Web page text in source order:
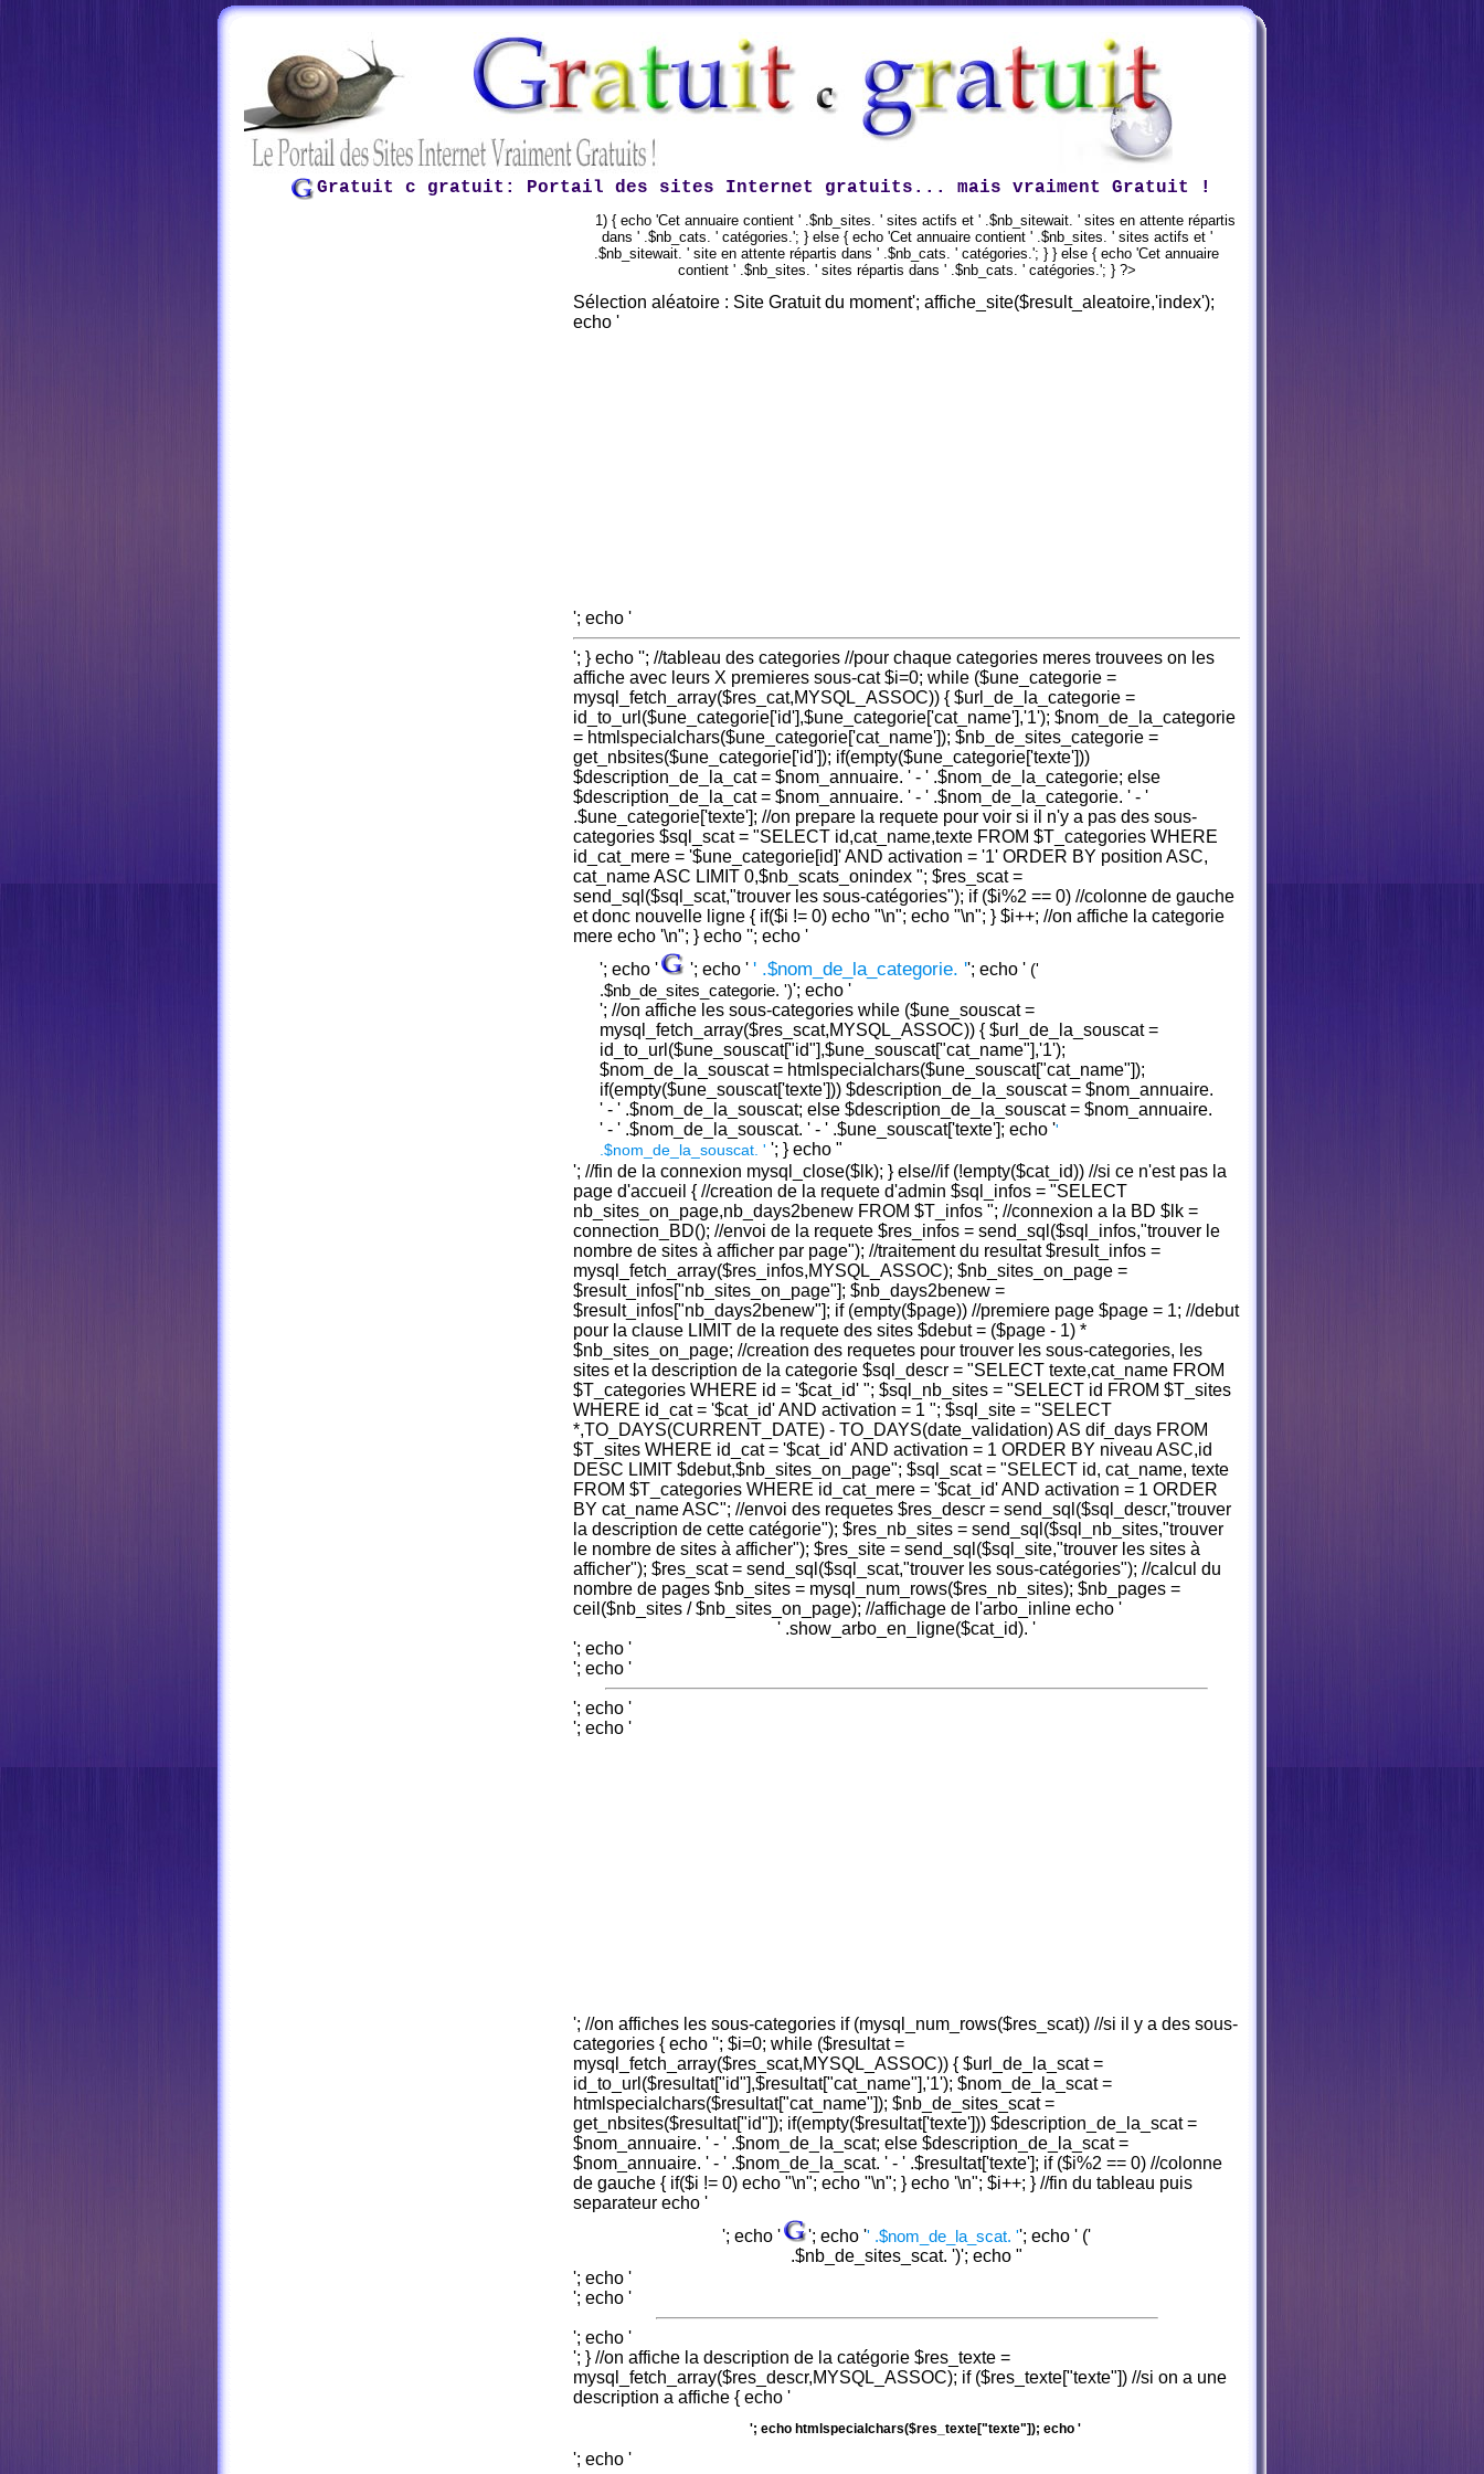
Gratuit c gratuit : Portail des sites Internet gratuits... mais vraiment Gratuit !
1) { echo 'Cet annuaire contient ' .$nb_sites. ' sites actifs et ' .$nb_sitewait. ' sites en attente répartis
dans ' .$nb_cats. ' catégories.'; } else { echo 'Cet annuaire contient ' .$nb_sites. ' sites actifs et '
.$nb_sitewait. ' site en attente répartis dans ' .$nb_cats. ' catégories.'; } } else { echo 'Cet annuaire
contient ' .$nb_sites. ' sites répartis dans ' .$nb_cats. ' catégories.'; } ?>
Sélection aléatoire : Site Gratuit du moment'; affiche_site($result_aleatoire,'index');
echo '
'; echo '
'; } echo ''; //tableau des categories //pour chaque categories meres trouvees on les
affiche avec leurs X premieres sous-cat $i=0; while ($une_categorie =
mysql_fetch_array($res_cat,MYSQL_ASSOC)) { $url_de_la_categorie =
id_to_url($une_categorie['id'],$une_categorie['cat_name'],'1'); $nom_de_la_categorie
= htmlspecialchars($une_categorie['cat_name']); $nb_de_sites_categorie =
get_nbsites($une_categorie['id']); if(empty($une_categorie['texte']))
$description_de_la_cat = $nom_annuaire. ' - ' .$nom_de_la_categorie; else
$description_de_la_cat = $nom_annuaire. ' - ' .$nom_de_la_categorie. ' - '
.$une_categorie['texte']; //on prepare la requete pour voir si il n'y a pas des sous-
categories $sql_scat = "SELECT id,cat_name,texte FROM $T_categories WHERE
id_cat_mere = '$une_categorie[id]' AND activation = '1' ORDER BY position ASC,
cat_name ASC LIMIT 0,$nb_scats_onindex "; $res_scat =
send_sql($sql_scat,"trouver les sous-catégories"); if ($i%2 == 0) //colonne de gauche
et donc nouvelle ligne { if($i != 0) echo "\n"; echo "\n"; } $i++; //on affiche la categorie
mere echo '\n"; } echo ''; echo '
'; echo '
'; echo ' ' .$nom_de_la_categorie. ''; echo ' ('
.$nb_de_sites_categorie. ')'; echo '
'; //on affiche les sous-categories while ($une_souscat =
mysql_fetch_array($res_scat,MYSQL_ASSOC)) { $url_de_la_souscat =
id_to_url($une_souscat["id"],$une_souscat["cat_name"],'1');
$nom_de_la_souscat = htmlspecialchars($une_souscat["cat_name"]);
if(empty($une_souscat['texte'])) $description_de_la_souscat = $nom_annuaire.
' - ' .$nom_de_la_souscat; else $description_de_la_souscat = $nom_annuaire.
' - ' .$nom_de_la_souscat. ' - ' .$une_souscat['texte']; echo ''
.$nom_de_la_souscat. ' '; } echo "
'; //fin de la connexion mysql_close($lk); } else//if (!empty($cat_id)) //si ce n'est pas la
page d'accueil { //creation de la requete d'admin $sql_infos = "SELECT
nb_sites_on_page,nb_days2benew FROM $T_infos "; //connexion a la BD $lk =
connection_BD(); //envoi de la requete $res_infos = send_sql($sql_infos,"trouver le
nombre de sites à afficher par page"); //traitement du resultat $result_infos =
mysql_fetch_array($res_infos,MYSQL_ASSOC); $nb_sites_on_page =
$result_infos["nb_sites_on_page"]; $nb_days2benew =
$result_infos["nb_days2benew"]; if (empty($page)) //premiere page $page = 1; //debut
pour la clause LIMIT de la requete des sites $debut = ($page - 1) *
$nb_sites_on_page; //creation des requetes pour trouver les sous-categories, les
sites et la description de la categorie $sql_descr = "SELECT texte,cat_name FROM
$T_categories WHERE id = '$cat_id' "; $sql_nb_sites = "SELECT id FROM $T_sites
WHERE id_cat = '$cat_id' AND activation = 1 "; $sql_site = "SELECT
*,TO_DAYS(CURRENT_DATE) - TO_DAYS(date_validation) AS dif_days FROM
$T_sites WHERE id_cat = '$cat_id' AND activation = 1 ORDER BY niveau ASC,id
DESC LIMIT $debut,$nb_sites_on_page"; $sql_scat = "SELECT id, cat_name, texte
FROM $T_categories WHERE id_cat_mere = '$cat_id' AND activation = 1 ORDER
BY cat_name ASC"; //envoi des requetes $res_descr = send_sql($sql_descr,"trouver
la description de cette catégorie"); $res_nb_sites = send_sql($sql_nb_sites,"trouver
le nombre de sites à afficher"); $res_site = send_sql($sql_site,"trouver les sites à
afficher"); $res_scat = send_sql($sql_scat,"trouver les sous-catégories"); //calcul du
nombre de pages $nb_sites = mysql_num_rows($res_nb_sites); $nb_pages =
ceil($nb_sites / $nb_sites_on_page); //affichage de l'arbo_inline echo '
' .show_arbo_en_ligne($cat_id). '
'; echo '
'; echo '
'; echo '
'; echo '
'; //on affiches les sous-categories if (mysql_num_rows($res_scat)) //si il y a des sous-
categories { echo ''; $i=0; while ($resultat =
mysql_fetch_array($res_scat,MYSQL_ASSOC)) { $url_de_la_scat =
id_to_url($resultat["id"],$resultat["cat_name"],'1'); $nom_de_la_scat =
htmlspecialchars($resultat["cat_name"]); $nb_de_sites_scat =
get_nbsites($resultat["id"]); if(empty($resultat['texte'])) $description_de_la_scat =
$nom_annuaire. ' - ' .$nom_de_la_scat; else $description_de_la_scat =
$nom_annuaire. ' - ' .$nom_de_la_scat. ' - ' .$resultat['texte']; if ($i%2 == 0) //colonne
de gauche { if($i != 0) echo "\n"; echo "\n"; } echo '\n"; $i++; } //fin du tableau puis
separateur echo '
'; echo '
'; echo '' .$nom_de_la_scat. ''; echo ' ('
.$nb_de_sites_scat. ')'; echo "
'; echo '
'; echo '
'; echo '
'; } //on affiche la description de la catégorie $res_texte =
mysql_fetch_array($res_descr,MYSQL_ASSOC); if ($res_texte["texte"]) //si on a une
description a affiche { echo '
'; echo htmlspecialchars($res_texte["texte"]); echo '
'; echo '